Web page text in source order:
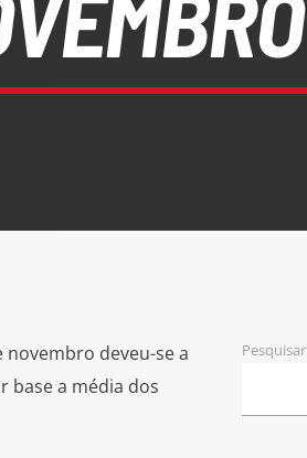
deveu-se a
base a média dos
Pesquisar